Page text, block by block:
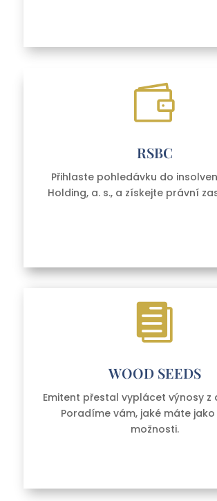

RSBC
Přihlaste pohledávku do
Holding, a. s., a získejte právní

WOOD SEEDS
Emitent přestal vyplácet výnosy z
Poradíme vám, jaké máte jako
možnosti.